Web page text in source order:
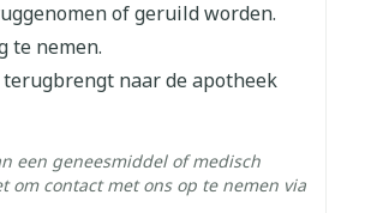
of geruild worden.
te nemen.
naar de apotheek
een geneesmiddel of medisch
contact met ons op te nemen via